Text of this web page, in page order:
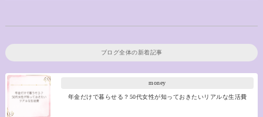
ブログ全体の新着記事
money
年金だけで暮らせる？50代女性が知っておきたいリアルな生活費